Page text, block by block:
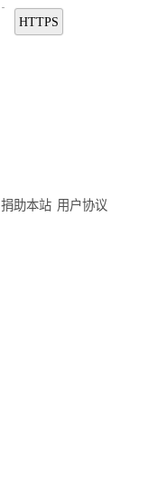
HTTPS
捐助本站 用户协议